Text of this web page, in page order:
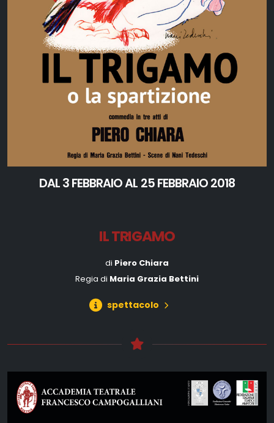
DAL 3 FEBBRAIO AL 25 FEBBRAIO 2018
IL TRIGAMO
di Piero Chiara
Regia di Maria Grazia Bettini
spettacolo